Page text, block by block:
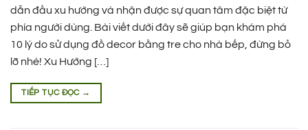
dẫn đầu xu hướng và nhận được sự quan tâm đặc biệt từ
phía người dùng. Bài viết dưới đây sẽ giúp bạn khám phá
10 lý do sử dụng đồ decor bằng tre cho nhà bếp, đừng bỏ
lỡ nhé! Xu Hướng […]
TIẾP TỤC ĐỌC →